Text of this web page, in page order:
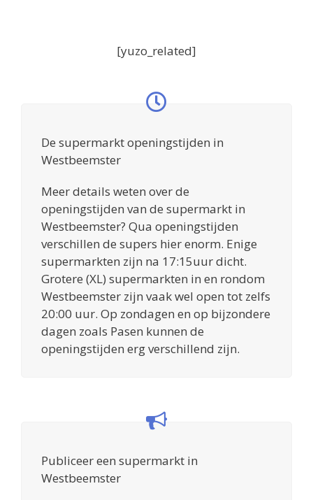
[yuzo_related]
De supermarkt openingstijden in
Westbeemster
Meer details weten over de
openingstijden van de supermarkt in
Westbeemster? Qua openingstijden
verschillen de supers hier enorm. Enige
supermarkten zijn na 17:15uur dicht.
Grotere (XL) supermarkten in en rondom
Westbeemster zijn vaak wel open tot zelfs
20:00 uur. Op zondagen en op bijzondere
dagen zoals Pasen kunnen de
openingstijden erg verschillend zijn.
Publiceer een supermarkt in
Westbeemster